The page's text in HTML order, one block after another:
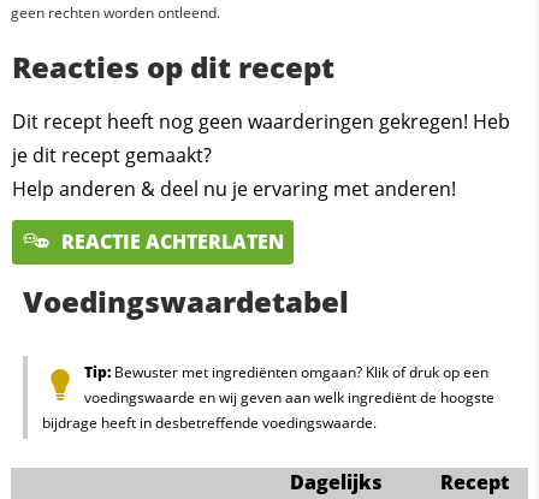
geen rechten worden ontleend.
Reacties op dit recept
Dit recept heeft nog geen waarderingen gekregen! Heb
je dit recept gemaakt?
Help anderen & deel nu je ervaring met anderen!
REACTIE ACHTERLATEN
Voedingswaardetabel
Tip:Bewuster met ingrediënten omgaan? Klik of druk op een
voedingswaarde en wij geven aan welk ingrediënt de hoogste
bijdrage heeft in desbetreffende voedingswaarde.
Dagelijks
Recept